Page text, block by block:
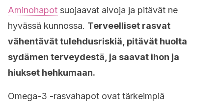
Aminohapot suojaavat aivoja ja pitävät ne
hyvässä kunnossa. Terveelliset rasvat
vähentävät tulehdusriskiä, pitävät huolta
sydämen terveydestä, ja saavat ihon ja
hiukset hehkumaan.
Omega-3 -rasvahapot ovat tärkeimpiä